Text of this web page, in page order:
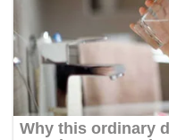
Meski detail cerita
menyebut film ini
manusia dari Bruce
sebelumnya yang
Batman.